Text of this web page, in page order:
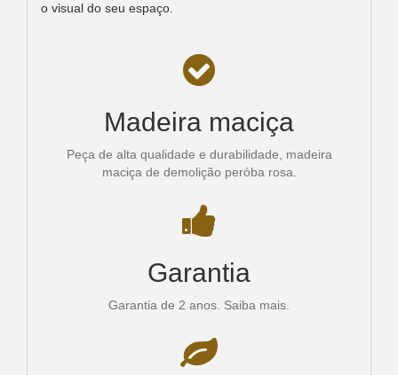
o visual do seu espaço.
Madeira maciça
Peça de alta qualidade e durabilidade, madeira
maciça de demolição peróba rosa.
Garantia
Garantia de 2 anos. Saiba mais.